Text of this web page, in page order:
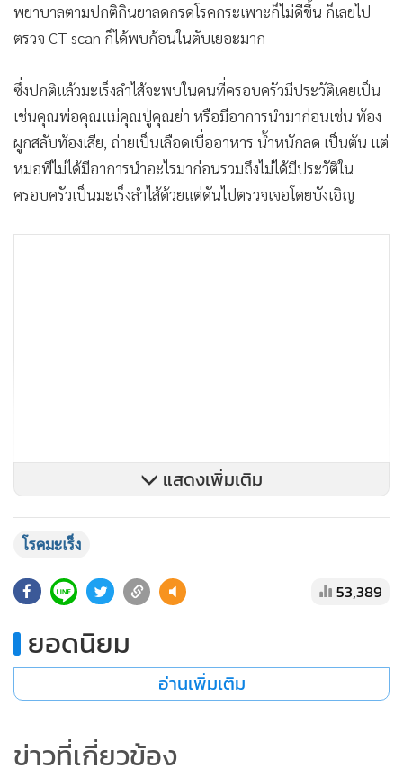
พยาบาลตามปกติกินยาลดกรดโรคกระเพาะก็ไม่ดีขึ้น ก็เลยไป
ตรวจ CT scan ก็ได้พบก้อนในตับเยอะมาก
ซึ่งปกติแล้วมะเร็งลำไส้จะพบในคนที่ครอบครัวมีประวัติเคยเป็น
เช่นคุณพ่อคุณแม่คุณปู่คุณย่า หรือมีอาการนำมาก่อนเช่น ท้อง
ผูกสลับท้องเสีย, ถ่ายเป็นเลือดเบื่ออาหาร น้ำหนักลด เป็นต้น แต่
หมอพีไม่ได้มีอาการนำอะไรมาก่อนรวมถึงไม่ได้มีประวัติใน
ครอบครัวเป็นมะเร็งลำไส้ด้วยแต่ดันไปตรวจเจอโดยบังเอิญ
คุณหมอได้ต่อสู้กับโรคมะเร็งด้วยการทำคีโมจนครบทุกคอร์สรวม
ร่างกายก็พบว่ามะเร็งได้แพร่ไปที่ปอดอีก 1 จุดทำให้ต้องเปลี่ยน
การรักษามาเป็นการรักษาแบบประคับประคอง
แสดงเพิ่มเติม
โรคมะเร็ง
53,389
ยอดนิยม
อ่านเพิ่มเติม
ข่าวที่เกี่ยวข้อง